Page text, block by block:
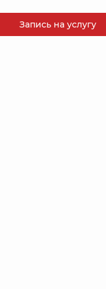
Запись на услугу